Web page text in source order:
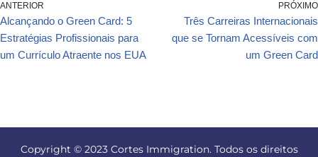
ANTERIOR
Alcançando o Green Card: 5
Estratégias Profissionais para
um Currículo Atraente nos EUA
PRÓXIMO
Três Carreiras Internacionais
que se Tornam Acessíveis com
um Green Card
Copyright © 2023 Cortes Immigration. Todos os direitos